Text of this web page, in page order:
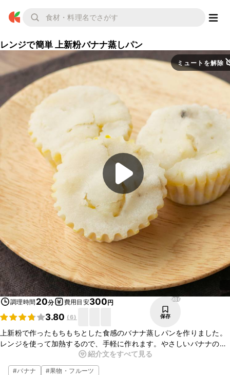
レンジで簡単 上新粉バナナ蒸しパン
ミュートを解除
調理時間 20分 費用目安300円
3.80 (6)
986
保存
上新粉で作ったもちもちとした食感のバナナ蒸しパンを作りました。
レンジを使って加熱するので、手軽に作れます。やさしいバナナの味
わいでとってもおいしいですよ。混ぜるだけで簡単にお作りいただけ
ます。ぜひ作ってみてくださいね。
紹介文をすべて見る
#バナナ #果物・フルーツ